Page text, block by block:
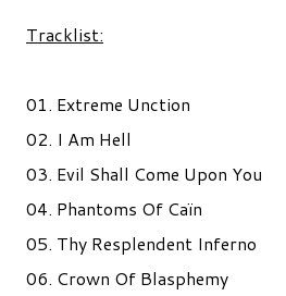
Tracklist:
01. Extreme Unction
02. I Am Hell
03. Evil Shall Come Upon You
04. Phantoms Of Caïn
05. Thy Resplendent Inferno
06. Crown Of Blasphemy